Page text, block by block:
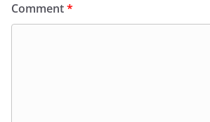
Comment*